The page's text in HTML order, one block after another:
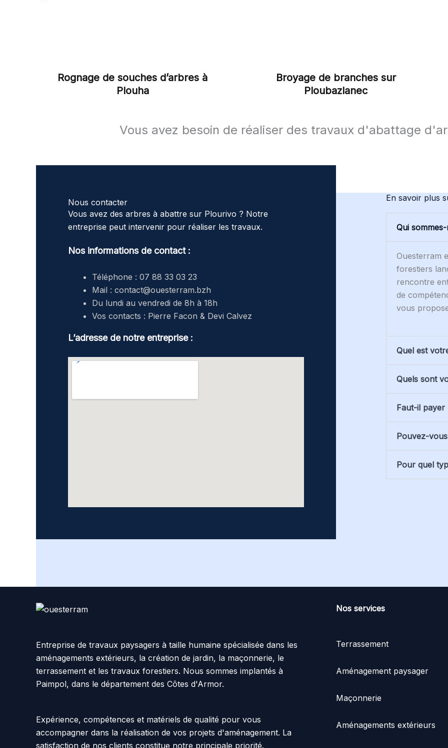
Rognage de souches d’arbres à
Plouha
Broyage de branches sur
Ploubazlanec
Vous avez besoin de réaliser des travaux d'abattage
Nous contacter
Vous avez des arbres à abattre sur Plourivo ? Notre
entreprise peut intervenir pour réaliser les travaux.
Nos informations de contact :
Téléphone : 07 88 33 03 23
Mail : contact@ouesterram.bzh
Du lundi au vendredi de 8h à 18h
Vos contacts : Pierre Facon & Devi Calvez
L’adresse de notre entreprise :
En savoir plus
Qui
Ouesterram
forestiers
rencontre
de
vous
Quel est
Quels sont
Faut-il payer
Pouvez-
Pour quel
Entreprise de travaux paysagers à taille humaine spécialisée dans les
aménagements extérieurs, la création de jardin, la maçonnerie, le
terrassement et les travaux forestiers. Nous sommes implantés à
Paimpol, dans le département des Côtes d'Armor.
Expérience, compétences et matériels de qualité pour vous
accompagner dans la réalisation de vos projets d'aménagement. La
satisfaction de nos clients constitue notre principale priorité.
Nos services
Terrassement
Aménagement paysager
Maçonnerie
Aménagements extérieurs